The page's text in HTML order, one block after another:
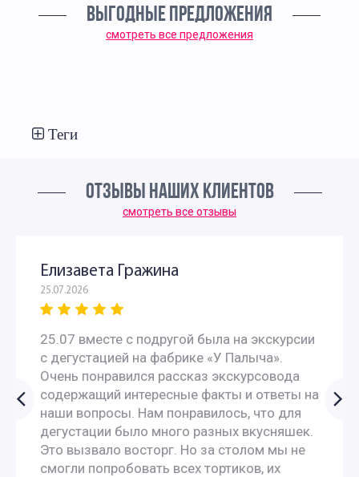
ВЫГОДНЫЕ ПРЕДЛОЖЕНИЯ
смотреть все предложения
Теги
ОТЗЫВЫ НАШИХ КЛИЕНТОВ
смотреть все отзывы
Елизавета Гражина
25.07.2026
25.07 вместе с подругой была на экскурсии
с дегустацией на фабрике «У Палыча».
Очень понравился рассказ экскурсовода
содержащий интересные факты и ответы на
наши вопросы. Нам понравилось, что для
дегустации было много разных вкусняшек.
Это вызвало восторг. Но за столом мы не
смогли попробовать всех тортиков, их